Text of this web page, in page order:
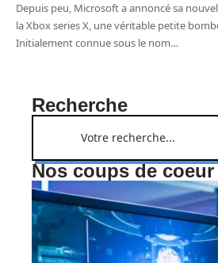
Depuis peu, Microsoft a annoncé sa
la Xbox series X, une véritable petite
Initialement connue sous le nom…
Recherche
Nos coups de coeur